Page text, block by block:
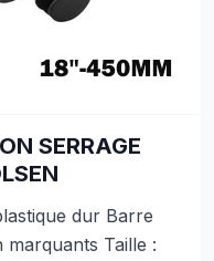
SERRAGE
dur Barre
Taille :